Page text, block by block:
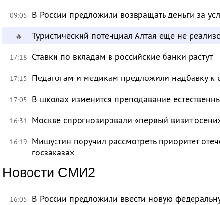
09:05 В России предложили возвращать деньги за
🔥 Туристический потенциал Алтая еще не
17:18 Ставки по вкладам в российские банки растут
17:15 Педагогам и медикам предложили надбавку к
17:05 В школах изменится преподавание
16:31 Москве спрогнозировали «первый визит
16:19
Мишустин поручил рассмотреть приоритет
госзаказах
Новости СМИ2
16:05 В России предложили ввести новую